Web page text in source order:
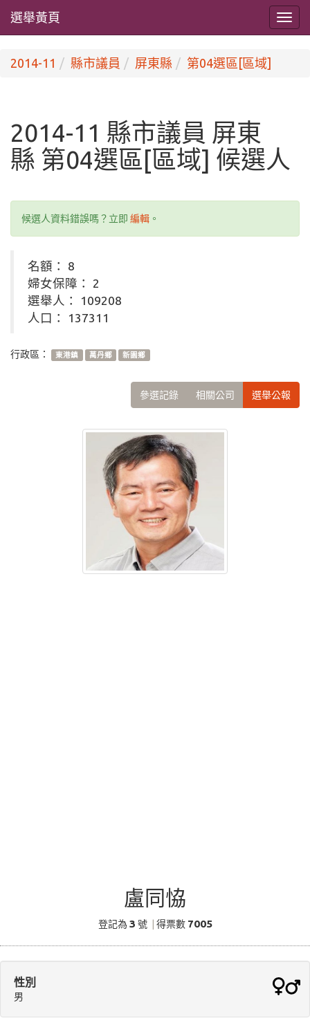
選舉黃頁
2014-11 縣市議員 屏東縣 第04選區[區域]
2014-11 縣市議員 屏東
縣 第04選區[區域] 候選人
候選人資料錯誤嗎？立即 編輯 。
名額： 8
婦女保障： 2
選舉人： 109208
人口： 137311
行政區： 東港鎮 萬丹鄉 新園鄉
參選記錄 相關公司 選舉公報
盧同恊
登記為 3 號 得票數 7005
性別
男